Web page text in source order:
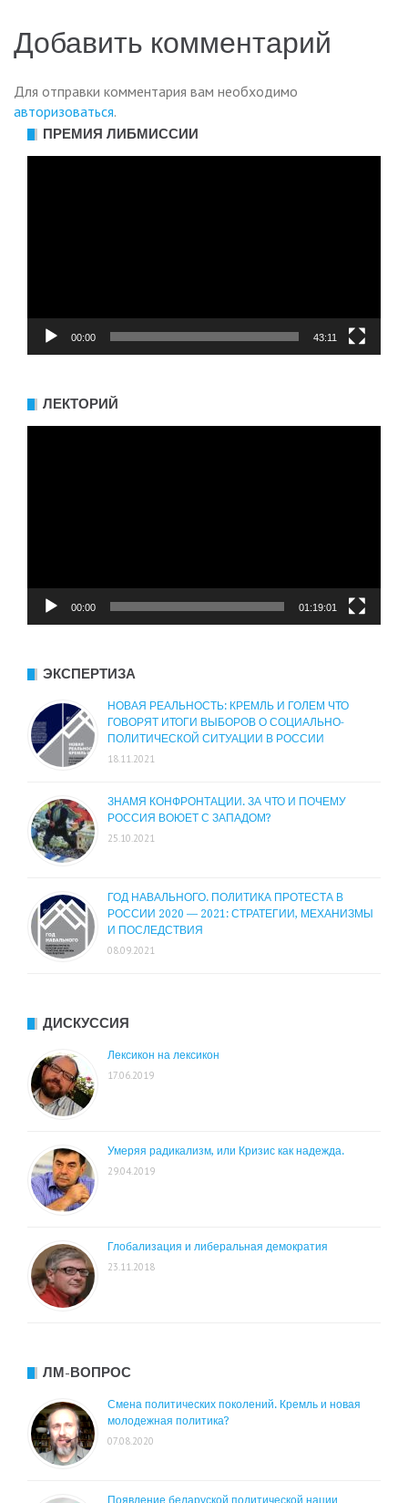
Добавить комментарий
Для отправки комментария вам необходимо
авторизоваться.
ПРЕМИЯ ЛИБМИССИИ
00:00 43:11
ЛЕКТОРИЙ
00:00 01:19:01
ЭКСПЕРТИЗА
НОВАЯ РЕАЛЬНОСТЬ: КРЕМЛЬ И ГОЛЕМ ЧТО
ГОВОРЯТ ИТОГИ ВЫБОРОВ О СОЦИАЛЬНО-
ПОЛИТИЧЕСКОЙ СИТУАЦИИ В РОССИИ
18.11.2021
ЗНАМЯ КОНФРОНТАЦИИ. ЗА ЧТО И ПОЧЕМУ
РОССИЯ ВОЮЕТ С ЗАПАДОМ?
25.10.2021
ГОД НАВАЛЬНОГО. ПОЛИТИКА ПРОТЕСТА В
РОССИИ 2020 — 2021: СТРАТЕГИИ, МЕХАНИЗМЫ
И ПОСЛЕДСТВИЯ
08.09.2021
ДИСКУССИЯ
Лексикон на лексикон
17.06.2019
Умеряя радикализм, или Кризис как надежда.
29.04.2019
Глобализация и либеральная демократия
23.11.2018
ЛМ-ВОПРОС
Смена политических поколений. Кремль и новая
молодежная политика?
07.08.2020